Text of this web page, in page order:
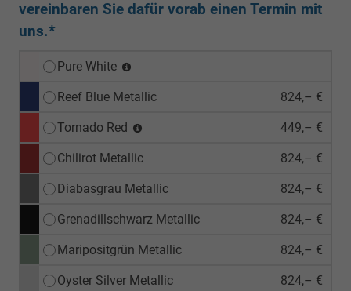
vereinbaren Sie dafür vorab einen Termin mit
uns.*
Pure White
Reef Blue Metallic 824,– €
Tornado Red 449,– €
Chilirot Metallic 824,– €
Diabasgrau Metallic 824,– €
Grenadillschwarz Metallic 824,– €
Maripositgrün Metallic 824,– €
Oyster Silver Metallic 824,– €